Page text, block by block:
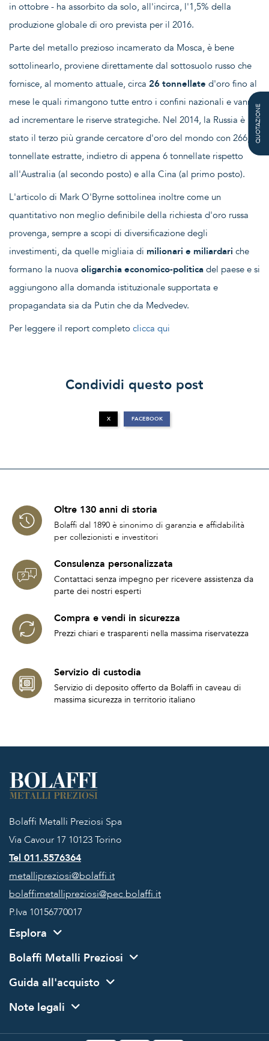
in ottobre - ha assorbito da solo, all'incirca, l'1,5% della
produzione globale di oro prevista per il 2016.
Parte del metallo prezioso incamerato da Mosca, è bene
sottolinearlo, proviene direttamente dal sottosuolo russo che
fornisce, al momento attuale, circa 26 tonnellate d'oro fino al
mese le quali rimangono tutte entro i confini nazionali e vanno
ad incrementare le riserve strategiche. Nel 2014, la Russia è
stato il terzo più grande cercatore d'oro del mondo con 266,2
tonnellate estratte, indietro di appena 6 tonnellate rispetto
all'Australia (al secondo posto) e alla Cina (al primo posto).
L'articolo di Mark O'Byrne sottolinea inoltre come un
quantitativo non meglio definibile della richiesta d'oro russa
provenga, sempre a scopi di diversificazione degli
investimenti, da quelle migliaia di milionari e miliardari che
formano la nuova oligarchia economico-politica del paese e si
aggiungono alla domanda istituzionale supportata e
propagandata sia da Putin che da Medvedev.
Per leggere il report completo clicca qui
Condividi questo post
X FACEBOOK
Oltre 130 anni di storia
Bolaffi dal 1890 è sinonimo di garanzia e affidabilità
per collezionisti e investitori
Consulenza personalizzata
Contattaci senza impegno per ricevere assistenza da
parte dei nostri esperti
Compra e vendi in sicurezza
Prezzi chiari e trasparenti nella massima riservatezza
Servizio di custodia
Servizio di deposito offerto da Bolaffi in caveau di
massima sicurezza in territorio italiano
QUOTAZIONE
Bolaffi Metalli Preziosi Spa
Via Cavour 17 10123 Torino
Tel 011.5576364
metallipreziosi@bolaffi.it
bolaffimetallipreziosi@pec.bolaffi.it
P.Iva 10156770017
Esplora
Bolaffi Metalli Preziosi
Guida all'acquisto
Note legali